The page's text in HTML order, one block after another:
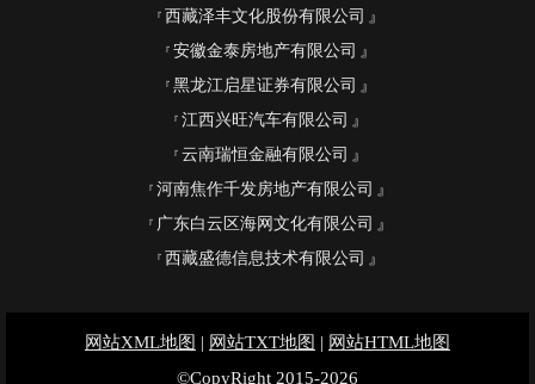
西藏泽丰文化股份有限公司
安徽金泰房地产有限公司
黑龙江启星证券有限公司
江西兴旺汽车有限公司
云南瑞恒金融有限公司
河南焦作千发房地产有限公司
广东白云区海网文化有限公司
西藏盛德信息技术有限公司
网站XML地图 | 网站TXT地图 | 网站HTML地图
©CopyRight 2015-2026